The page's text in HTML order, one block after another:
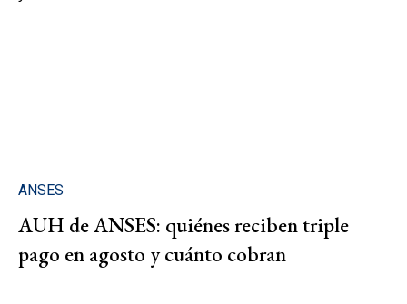
ANSES
AUH de ANSES: quiénes reciben triple
pago en agosto y cuánto cobran